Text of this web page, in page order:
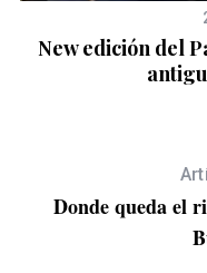
New edición del
Donde queda el